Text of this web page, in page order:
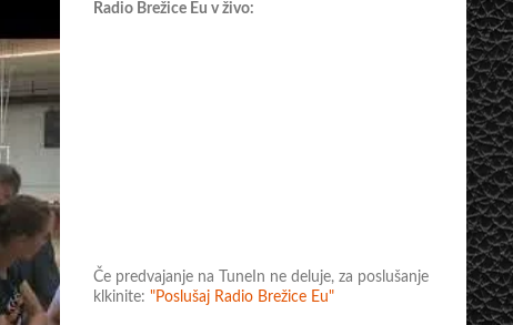
Radio Brežice Eu v živo:
Če predvajanje na TuneIn ne deluje, za poslušanje
klkinite: "Poslušaj Radio Brežice Eu"